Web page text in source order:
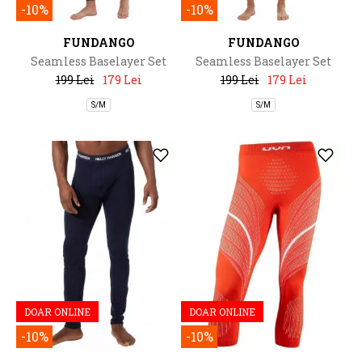
-10%
FUNDANGO
Seamless Baselayer Set
199 Lei
179 Lei
S/M
-10%
FUNDANGO
Seamless Baselayer Set
199 Lei
179 Lei
S/M
DOAR ONLINE
-10%
DOAR ONLINE
-10%